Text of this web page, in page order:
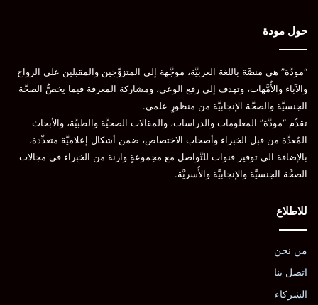
حول مودة
“مودَّة” هي منصَّة باللغة العربيَّة، موجَّهة إلى المتزوِّجين والمقبلين على الزواج
والآباء والأُمَّهات، وتهدف إلى رفع الوعي، ومشاركة المعرفة فيما يخصُّ الصحَّة
الجنسيَّة والصحَّة الإنجابيَّة من منظورٍ علمي.
تقدِّم “مودَّة” المعلومات والدراسات، والمقالات الصحيَّة والطبيَّة، والأبحاث
المُعدَّة من قبل الخبراء وأصحاب الاختصاص، ضمن أشكال إعلاميَّة متعدِّدة،
بالإضافة الى توفير قنوات للتَّواصل مع مجموعةٍ وازنة من الخبراء في مجالات
الصحَّة الجنسيَّة والإنجابيَّة والأُسريَّة.
للاطلاع
من نحن
اتصل بنا
الشركاء